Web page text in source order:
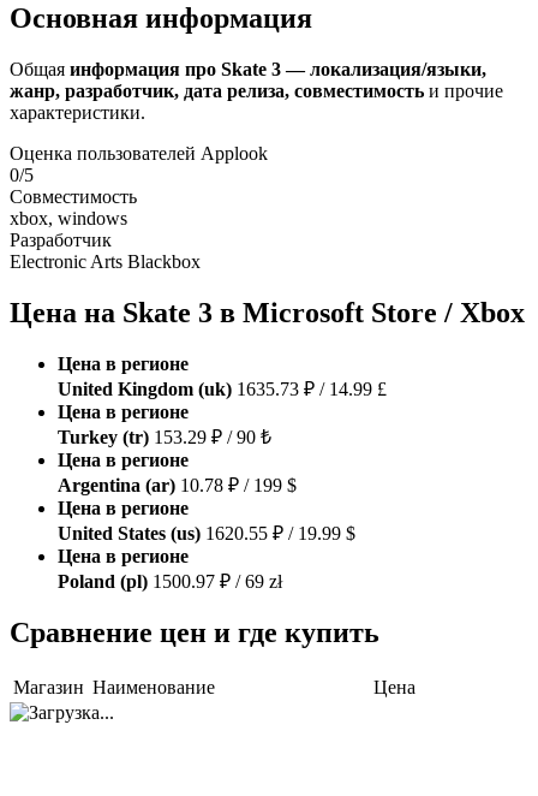
Основная информация
Общая информация про Skate 3 — локализация/языки,
жанр, разработчик, дата релиза, совместимость и прочие
характеристики.
Оценка пользователей Applook
0/5
Совместимость
xbox, windows
Разработчик
Electronic Arts Blackbox
Цена на Skate 3 в Microsoft Store / Xbox
Цена в регионе
United Kingdom (uk) 1635.73 ₽ / 14.99 £
Цена в регионе
Turkey (tr) 153.29 ₽ / 90 ₺
Цена в регионе
Argentina (ar) 10.78 ₽ / 199 $
Цена в регионе
United States (us) 1620.55 ₽ / 19.99 $
Цена в регионе
Poland (pl) 1500.97 ₽ / 69 zł
Сравнение цен и где купить
Магазин Наименование Цена